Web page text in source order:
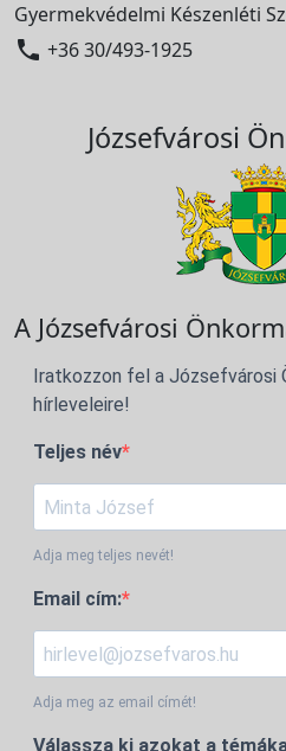
Gyermekvédelmi Készenléti
 +36 30/493-1925
Józsefvárosi
A Józsefvárosi
Iratkozzon fel a Józsefvárosi
hírleveleire!
Teljes név
Adja meg teljes nevét!
Email cím:
Adja meg az email címét!
Válassza ki azokat a